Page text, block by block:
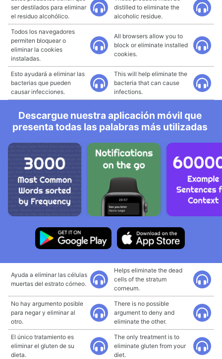
ser destilados para eliminar
el residuo alcohólico.
distilled to eliminate the
alcoholic residue.
Todos los navegadores
permiten bloquear o
eliminar la cookies
instaladas.
All browsers allow you to
block or eliminate installed
cookies.
Esto ayudará a eliminar las
bacterias que pueden
causar infecciones.
This will help eliminate the
bacteria that can cause
infections.
Descargue nuestra aplicación móvil que
presenta todas las palabras más utilizadas
Ayuda a eliminar las células
muertas del estrato córneo.
Helps eliminate the dead
cells of the stratum
corneum.
No hay argumento posible
para negar y eliminar al
otro.
There is no possible
argument to deny and
eliminate the other.
El único tratamiento es
eliminar el gluten de su
dieta.
The only treatment is to
eliminate gluten from your
diet.